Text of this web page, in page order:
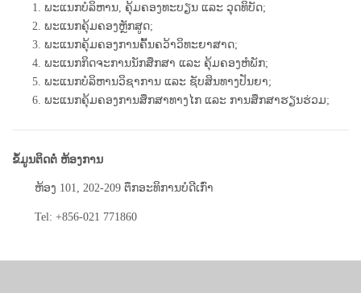
ພະແນກບໍລິຫານ, ຄຸ້ມຄອງທະບຽນ ແລະ ວຸດທິບັດ;
ພະແນກຄຸ້ມຄອງຫຼັກສູດ;
ພະແນກຄຸ້ມຄອງການຄົ້ນຄວ້າວິທະຍາສາດ;
ພະແນກກິດຈະການນັກສຶກສາ ແລະ ຄຸ້ມຄອງຫໍພັກ;
ພະແນກບໍລິຫານວິຊາການ ແລະ ຊັບສິນທາງປັນຍາ;
ພະແນກຄຸ້ມຄອງການສຶກສາທາງໄກ ແລະ ການສຶກສາຮຽນຮ່ວມ;
ຂໍ້ມູນຕິດຕໍ່ ຫ້ອງການ
ຫ້ອງ 101, 202-209 ຕຶກອະທິການບໍດີເກົ່າ
Tel: +856-021 771860